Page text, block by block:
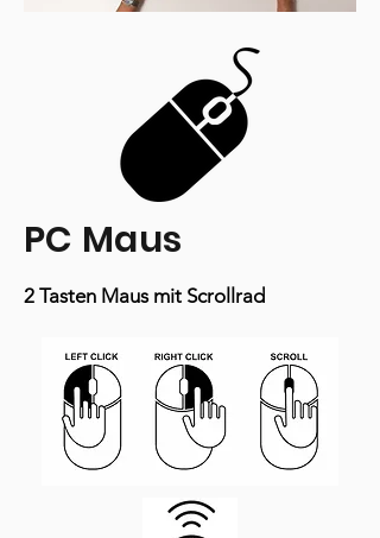
PC Maus
2 Tasten Maus mit Scrollrad